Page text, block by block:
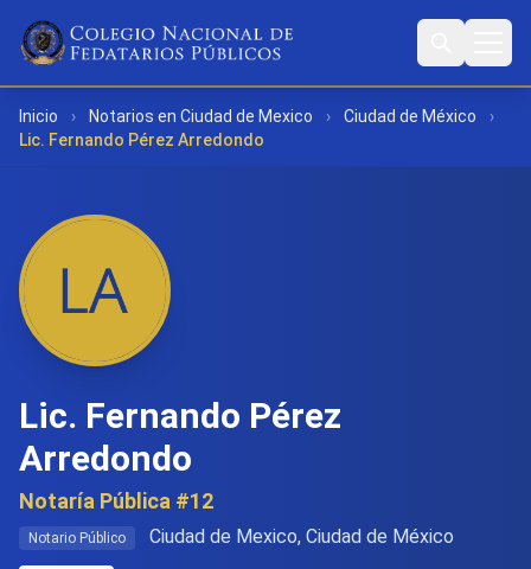
Inicio › Notarios en Ciudad de Mexico › Ciudad de México
›
Lic. Fernando Pérez Arredondo
Lic. Fernando Pérez
Arredondo
Notaría Pública #12
Notario Público Ciudad de Mexico, Ciudad de México